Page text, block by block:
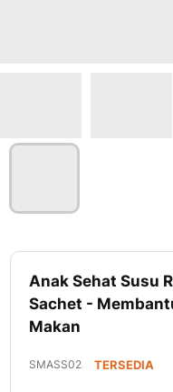
Anak Sehat Susu
Sachet -
Makan
SMASS02 TERSEDIA
Lewati
awal
galeri
foto